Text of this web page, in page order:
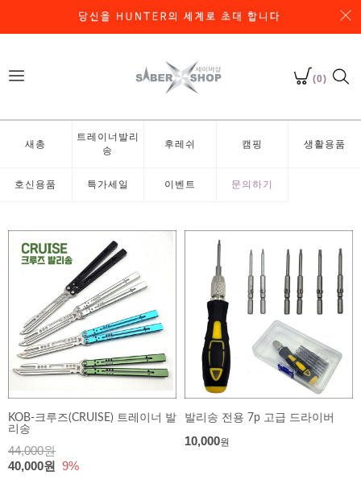
(0)
새총
트레이너발리
송
후레쉬 캠핑 생활용품
호신용품 특가세일 이벤트 문의하기
KOB-크루즈(CRUISE) 트레이너 발
리송
44,000원
40,000원 9%
발리송 전용 7p 고급 드라이버
10,000원